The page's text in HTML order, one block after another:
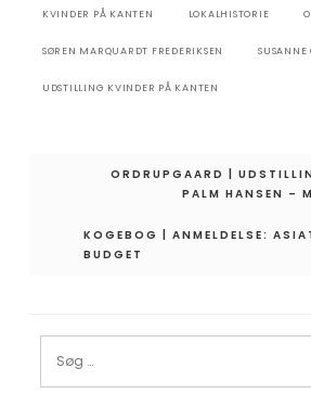
KVINDER PÅ KANTEN LOKALHISTORIE
SØREN MARQUARDT FREDERIKSEN SUSANNE
UDSTILLING KVINDER PÅ KANTEN
Indlægsnavigation
ORDRUPGAARD |
PALM HANSEN –
KOGEBOG | ANMELDELSE:
BUDGET